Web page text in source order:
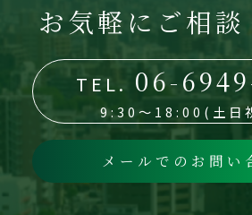
お気軽にご相談
TEL. 06-
9:30～18:00(土日
メールでのお問い